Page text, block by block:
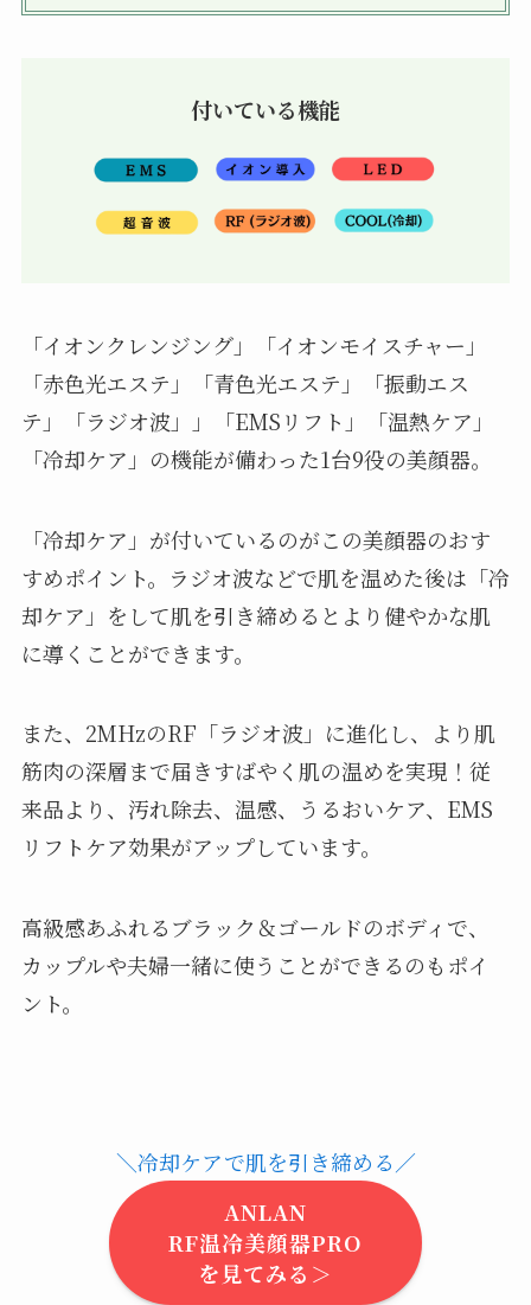
付いている機能
「イオンクレンジング」「イオンモイスチャー」
「赤色光エステ」「青色光エステ」「振動エス
テ」「ラジオ波」」「EMSリフト」「温熱ケア」
「冷却ケア」の機能が備わった1台9役の美顔器。
「冷却ケア」が付いているのがこの美顔器のおす
すめポイント。ラジオ波などで肌を温めた後は「冷
却ケア」をして肌を引き締めるとより健やかな肌
に導くことができます。
また、2MHzのRF「ラジオ波」に進化し、より肌
筋肉の深層まで届きすばやく肌の温めを実現！従
来品より、汚れ除去、温感、うるおいケア、EMS
リフトケア効果がアップしています。
高級感あふれるブラック＆ゴールドのボディで、
カップルや夫婦一緒に使うことができるのもポイ
ント。
＼冷却ケアで肌を引き締める／
ANLAN
RF温冷美顔器PRO
を見てみる＞